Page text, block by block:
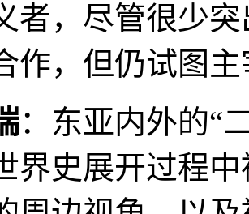
者，尽管很少
作，但仍试图
：东亚内外的“
界史展开过程